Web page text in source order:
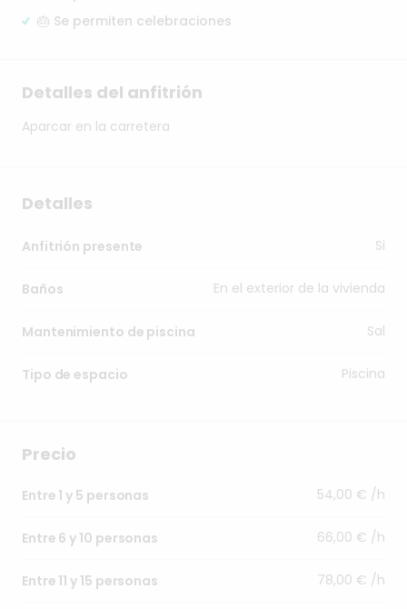
🎂 Se permiten celebraciones
Detalles del anfitrión
Aparcar en la carretera
Detalles
Anfitrión presente Si
Baños En el exterior de la vivienda
Mantenimiento de piscina Sal
Tipo de espacio Piscina
Precio
Entre 1 y 5 personas 54,00 € /h
Entre 6 y 10 personas 66,00 € /h
Entre 11 y 15 personas 78,00 € /h